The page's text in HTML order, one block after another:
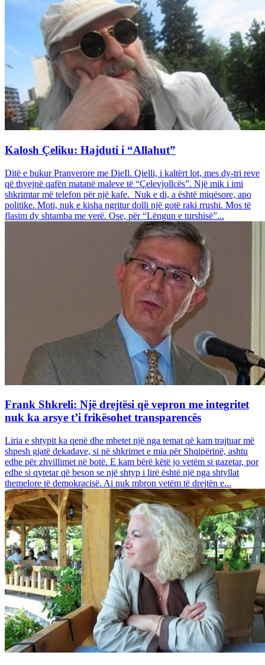
Kalosh Çeliku: Hajduti i “Allahut”
Ditë e bukur Pranverore me DieIl. Qielli, i kaltërt lot, mes dy-tri reve
që thyejnë qafën matanë maleve të “Çelevjollcës”. Një mik i imi
shkrimtar më telefon për një kafe. Nuk e di, a është miqësore, apo
politike. Moti, nuk e kisha ngritur dolli një gotë raki rrushi. Mos të
flasim dy shtamba me verë. Ose, për “Lëngun e turshisë”...
Frank Shkreli: Një drejtësi që vepron me integritet
nuk ka arsye t’i frikësohet transparencës
Liria e shtypit ka qenë dhe mbetet një nga temat që kam trajtuar më
shpesh gjatë dekadave, si në shkrimet e mia për Shqipërinë, ashtu
edhe për zhvillimet në botë. E kam bërë këtë jo vetëm si gazetar, por
edhe si qytetar që beson se një shtyp i lirë është një nga shtyllat
themelore të demokracisë. Ai nuk mbron vetëm të drejtën e...